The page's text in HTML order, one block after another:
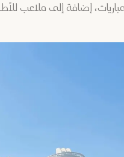
إضافة إلى ملاعب